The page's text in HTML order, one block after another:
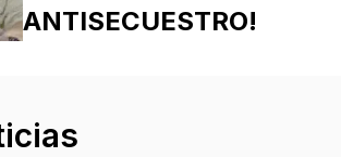
ANTISECUESTRO!